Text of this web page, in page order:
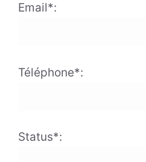
Email*:
Téléphone*:
Status*: